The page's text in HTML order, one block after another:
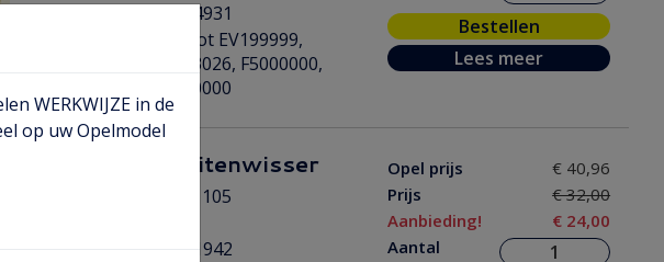
90124931
Van tot EV199999,
F1003026, F5000000,
F6000000
Bestellen
Lees meer
Schakelaar ruitenwisser
12 41 105
90191942
Opel prijs
€ 40,96
Prijs
€ 32,00
Aanbieding!
€ 24,00
Aantal
WERKWIJZE in de
op uw Opelmodel